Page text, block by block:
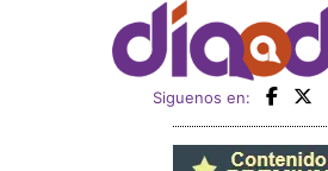
Siguenos en: